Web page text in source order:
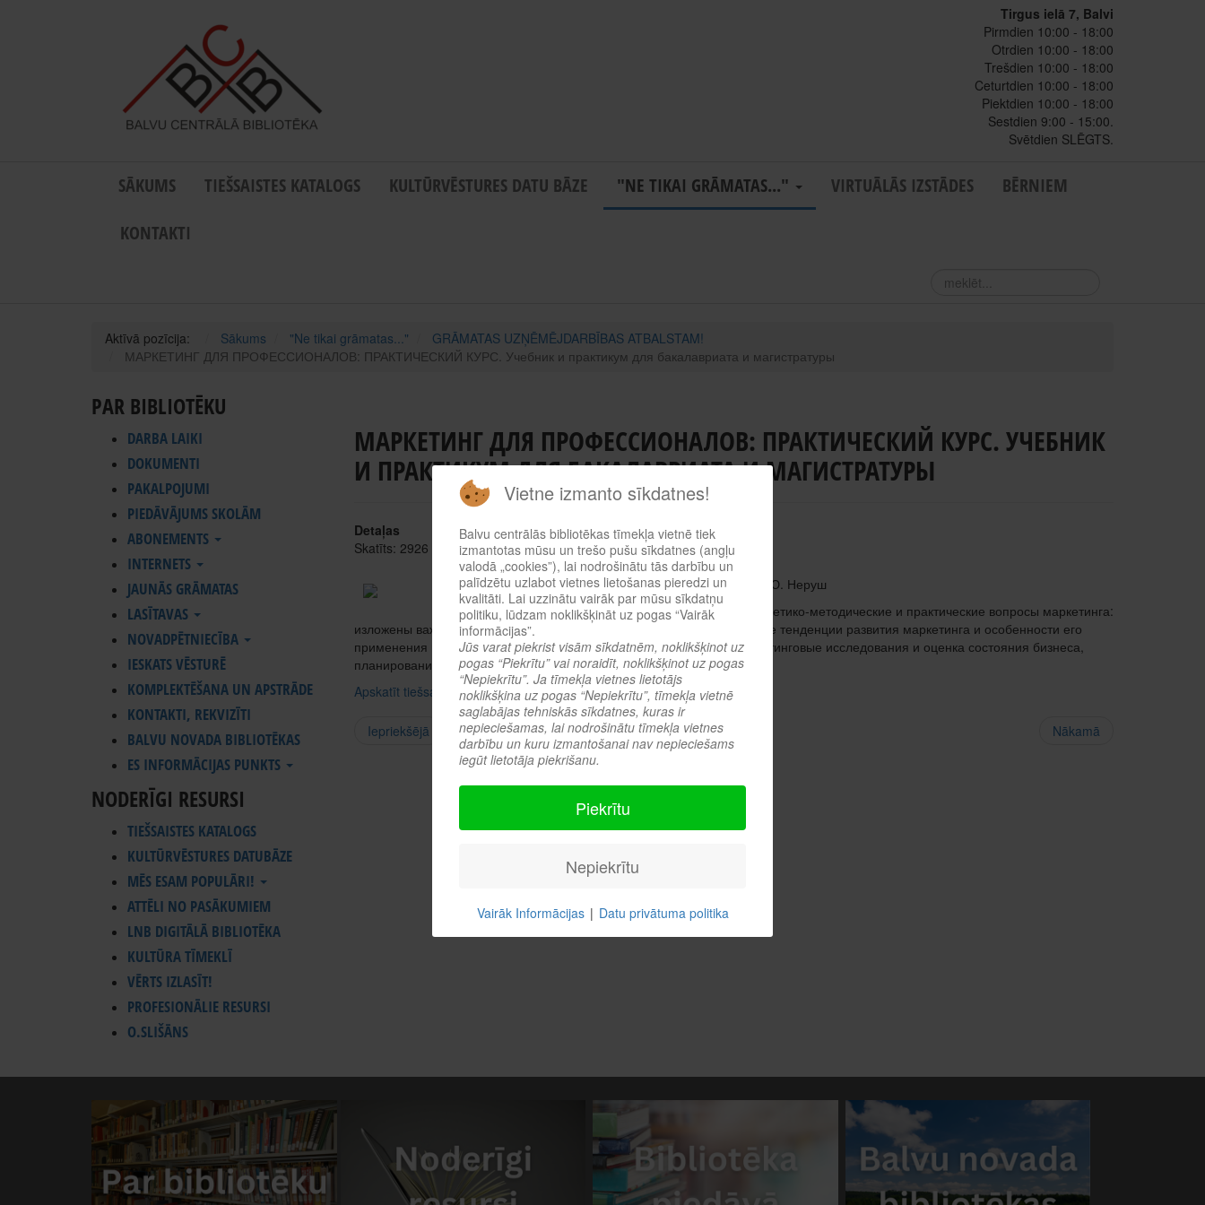
Tirgus ielā 7, Balvi
Pirmdien 10:00 - 18:00
Otrdien 10:00 - 18:00
Trešdien 10:00 - 18:00
Ceturtdien 10:00 - 18:00
Piektdien 10:00 - 18:00
Sestdien 9:00 - 15:00.
Svētdien SLĒGTS.
SĀKUMS TIEŠSAISTES KATALOGS KULTŪRVĒSTURES DATU BĀZE "NE TIKAI GRĀMATAS..." VIRTUĀLĀS IZSTĀDES
BĒRNIEM
KONTAKTI
meklēt...
Aktīvā pozīcija: Sākums "Ne tikai grāmatas..."
GRĀMATAS UZŅĒMĒJDARBĪBAS ATBALSTAM!
МАРКЕТИНГ ДЛЯ ПРОФЕССИОНАЛОВ: ПРАКТИЧЕСКИЙ КУРС. Учебник и практикум для бакалавриата и магистратуры
PAR BIBLIOTĒKU
DARBA LAIKI
DOKUMENTI
PAKALPOJUMI
PIEDĀVĀJUMS SKOLĀM
ABONEMENTS
INTERNETS
JAUNĀS GRĀMATAS
LASĪTAVAS
NOVADPĒTNIECĪBA
IESKATS VĒSTURĒ
KOMPLEKTĒŠANA UN APSTRĀDE
KONTAKTI, REKVIZĪTI
BALVU NOVADA BIBLIOTĒKAS
ES INFORMĀCIJAS PUNKTS
NODERĪGI RESURSI
TIEŠSAISTES KATALOGS
KULTŪRVĒSTURES DATUBĀZE
MĒS ESAM POPULĀRI!
ATTĒLI NO PASĀKUMIEM
LNB DIGITĀLĀ BIBLIOTĒKA
KULTŪRA TĪMEKLĪ
VĒRTS IZLASĪT!
PROFESIONĀLIE RESURSI
O.SLIŠĀNS
МАРКЕТИНГ ДЛЯ ПРОФЕССИОНАЛОВ: ПРАКТИЧЕСКИЙ КУРС. УЧЕБНИК
И ПРАКТИКУМ ДЛЯ БАКАЛАВРИАТА И МАГИСТРАТУРЫ
Detaļas
Skatīts: 2926
Автор: Ю. М. Неруш, С. А. Панов, А. Ю. Неруш
В учебнике освещены основные теоретико-методические и практические вопросы маркетинга:
изложены важнейшие понятия маркетинга, рассмотрены современные тенденции развития маркетинга и особенности его
применения в России, организация маркетинга, предплановые маркетинговые исследования и оценка состояния бизнеса,
планирование маркетинга.
Apskatīt tiešsaistes katalogā
Iepriekšējā Nākamā
Vietne izmanto sīkdatnes!
Balvu centrālās bibliotēkas tīmekļa vietnē tiek
izmantotas mūsu un trešo pušu sīkdatnes (angļu
valodā „cookies”), lai nodrošinātu tās darbību un
palīdzētu uzlabot vietnes lietošanas pieredzi un
kvalitāti. Lai uzzinātu vairāk par mūsu sīkdatņu
politiku, lūdzam noklikšķināt uz pogas “Vairāk
informācijas”.
Jūs varat piekrist visām sīkdatnēm, noklikšķinot uz
pogas “Piekrītu” vai noraidīt, noklikšķinot uz pogas
“Nepiekrītu”. Ja tīmekļa vietnes lietotājs
noklikšķina uz pogas “Nepiekrītu”, tīmekļa vietnē
saglabājas tehniskās sīkdatnes, kuras ir
nepieciešamas, lai nodrošinātu tīmekļa vietnes
darbību un kuru izmantošanai nav nepieciešams
iegūt lietotāja piekrišanu.
Piekrītu
Nepiekrītu
Vairāk Informācijas | Datu privātuma politika